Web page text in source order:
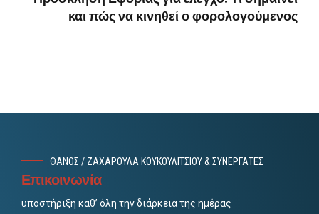
και πώς να κινηθεί ο φορολογούμενος
ΘΑΝΟΣ / ΖΑΧΑΡΟΥΛΑ ΚΟΥΚΟΥΛΙΤΣΙΟΥ & ΣΥΝΕΡΓΑΤΕΣ
Επικοινωνία
υποστήριξη καθ’ όλη την διάρκεια της ημέρας